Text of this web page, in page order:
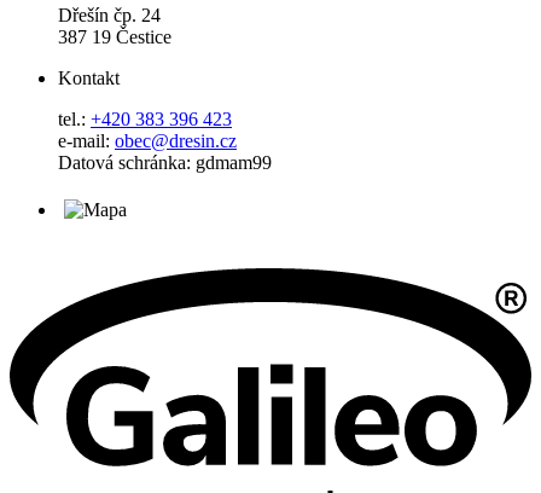
Dřešín čp. 24
387 19 Čestice
Kontakt
tel.: +420 383 396 423
e-mail: obec@dresin.cz
Datová schránka: gdmam99